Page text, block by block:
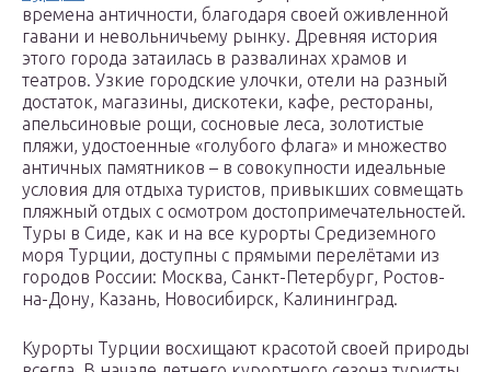
времена античности, благодаря своей оживленной
гавани и невольничьему рынку. Древняя история
этого города затаилась в развалинах храмов и
театров. Узкие городские улочки, отели на разный
достаток, магазины, дискотеки, кафе, рестораны,
апельсиновые рощи, сосновые леса, золотистые
пляжи, удостоенные «голубого флага» и множество
античных памятников – в совокупности идеальные
условия для отдыха туристов, привыкших совмещать
пляжный отдых с осмотром достопримечательностей.
Туры в Сиде, как и на все курорты Средиземного
моря Турции, доступны с прямыми перелётами из
городов России: Москва, Санкт-Петербург, Ростов-
на-Дону, Казань, Новосибирск, Калининград.
Курорты Турции восхищают красотой своей природы